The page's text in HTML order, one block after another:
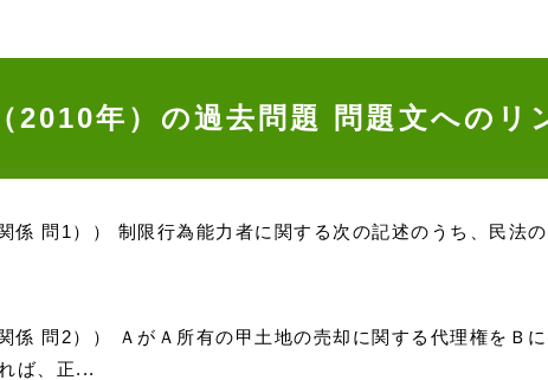
2010年）の過去問題 問題文へのリ
係 問1）） 制限行為能力者に関する次の記述のうち、民法
係 問2）） ＡがＡ所有の甲土地の売却に関する代理権をＢ
ば、正...